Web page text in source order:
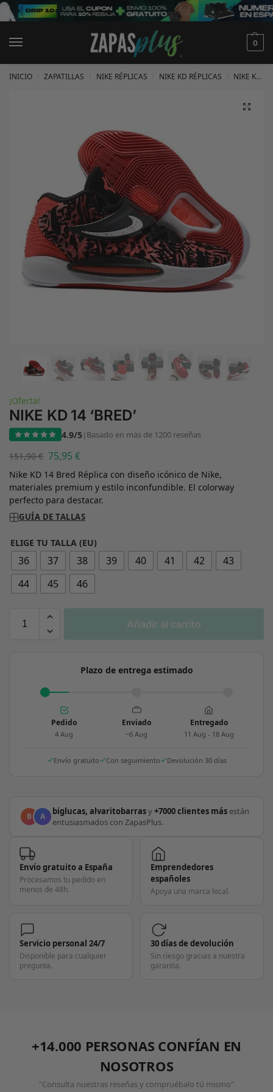
0
INICIO ZAPATILLAS NIKE RÉPLICAS NIKE KD RÉPLICAS NIKE KD 14 RÉPLICAS
¡Oferta!
NIKE KD 14 ‘BRED’
4.9/5| Basado en más de 1200 reseñas
151,90€ 75,95 €
Nike KD 14 Bred Réplica con diseño icónico de Nike,
materiales premium y estilo inconfundible. El colorway
perfecto para destacar.
GUÍA DE TALLAS
ELIGE TU TALLA (EU)
36 37 38 39 40 41 42
43
44
45 46
Añadir al carrito
Plazo de entrega estimado
Pedido
4 Aug
Enviado
~6 Aug
Entregado
11 Aug - 18 Aug
Envío gratuito Con seguimiento Devolución 30 días
B A biglucas, alvaritobarrasy+7000 clientes más están
entusiasmados con ZapasPlus.
Envío gratuito a España
Procesamos tu pedido en
menos de 48h.
Emprendedores
españoles
Apoya una marca local.
Servicio personal 24/7
Disponible para cualquier
pregunta.
30 días de devolución
Sin riesgo gracias a nuestra
garantía.
+14.000 PERSONAS CONFÍAN EN
NOSOTROS
"Consulta nuestras reseñas y compruébalo tú mismo"